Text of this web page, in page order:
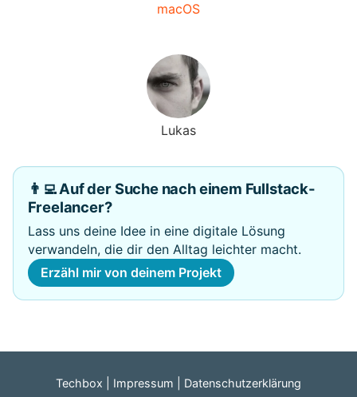
macOS
Lukas
👨‍💻 Auf der Suche nach einem Fullstack-
Freelancer?
Lass uns deine Idee in eine digitale Lösung
verwandeln, die dir den Alltag leichter macht.
Erzähl mir von deinem Projekt
Techbox Impressum
Datenschutzerklärung